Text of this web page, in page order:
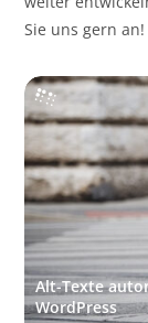
Sie uns gern an!
Alt-Texte
WordPress